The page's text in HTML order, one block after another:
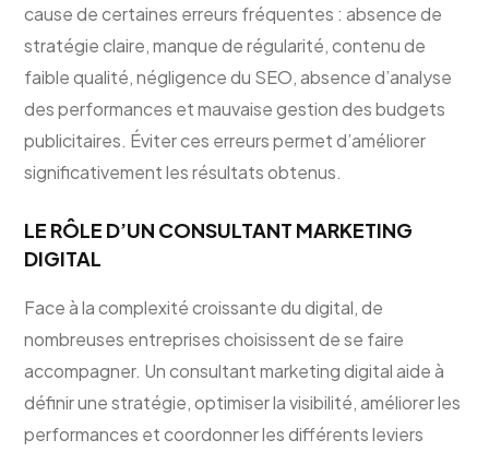
cause de certaines erreurs fréquentes : absence de
stratégie claire, manque de régularité, contenu de
faible qualité, négligence du SEO, absence d’analyse
des performances et mauvaise gestion des budgets
publicitaires. Éviter ces erreurs permet d’améliorer
significativement les résultats obtenus.
LE RÔLE D’UN CONSULTANT MARKETING
DIGITAL
Face à la complexité croissante du digital, de
nombreuses entreprises choisissent de se faire
accompagner. Un consultant marketing digital aide à
définir une stratégie, optimiser la visibilité, améliorer les
performances et coordonner les différents leviers